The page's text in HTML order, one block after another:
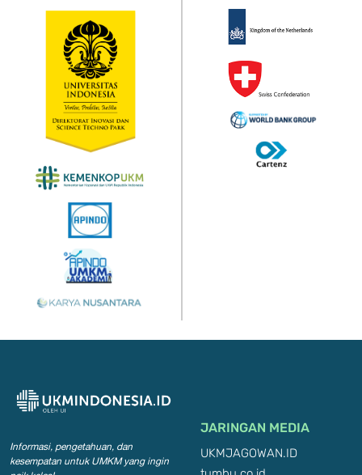
Informasi, pengetahuan, dan
kesempatan untuk UMKM yang ingin
JARINGAN MEDIA
UKMJAGOWAN.ID